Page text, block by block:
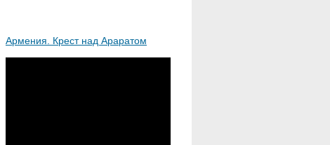
Армения. Крест над Араратом